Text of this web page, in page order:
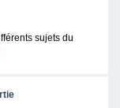
sujets du